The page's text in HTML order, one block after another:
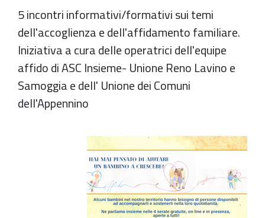
5 incontri informativi/formativi sui temi
dell'accoglienza e dell'affidamento familiare.
Iniziativa a cura delle operatrici dell'equipe
affido di ASC Insieme- Unione Reno Lavino e
Samoggia e dell' Unione dei Comuni
dell'Appennino
https://old.comune.zolapredosa.bo.it/events/possiamo-